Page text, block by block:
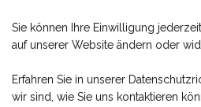
Sie können Ihre Einwilligung
auf unserer Website ändern oder
Erfahren Sie in unserer
wir sind, wie Sie uns kontaktieren